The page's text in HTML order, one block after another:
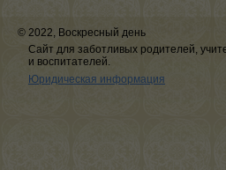
© 2022, Воскресный день
Сайт для заботливых родителей,
и воспитателей.
Юридическая информация